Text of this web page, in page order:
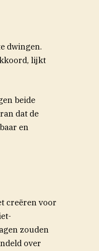
dwingen.
lijkt
beide
dat de
en
creëren voor
zouden
over